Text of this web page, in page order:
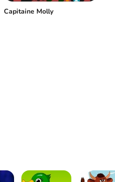
Capitaine Molly